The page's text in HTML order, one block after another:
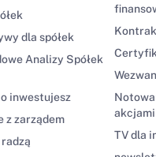
dla spółek
Analizy Spółek
inwestujesz
z zarządem
akcjami
TV dla